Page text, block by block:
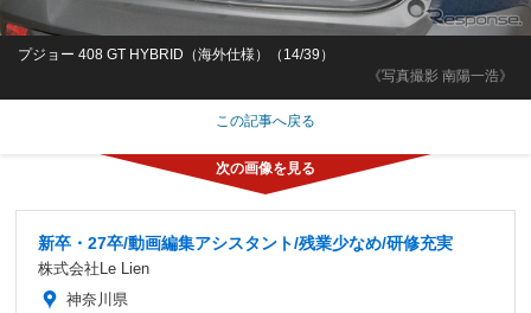
《写真撮影 南陽一浩》
プジョー 408 GT HYBRID（海外仕様）（14/39）
この記事へ戻る
新卒・27卒/動画編集アシスタント/残業少なめ/研修充実
株式会社Le Lien
神奈川県